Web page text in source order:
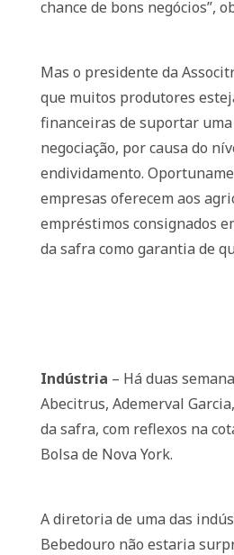
chance de bons negócios”,
Mas o presidente da
que muitos produtores
financeiras de suportar
negociação, por causa do
endividamento.
empresas oferecem aos
empréstimos consignados
da safra como garantia de
Indústria – Há duas
Abecitrus, Ademerval
da safra, com reflexos na
Bolsa de Nova York.
A diretoria de uma das
Bebedouro não estaria